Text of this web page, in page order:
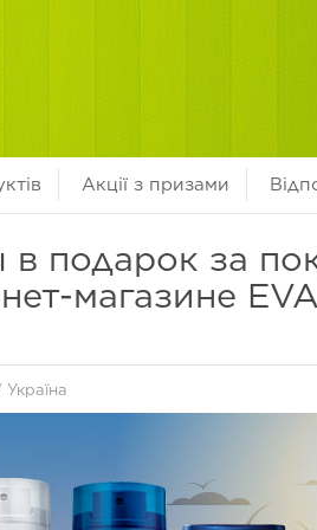
Акції з призами
подарок за
магазине
Україна